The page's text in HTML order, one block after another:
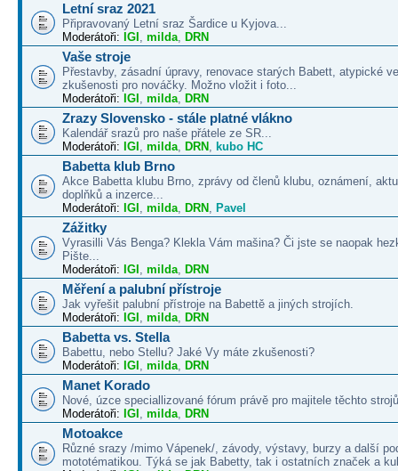
Letní sraz 2021
Připravovaný Letní sraz Šardice u Kyjova...
Moderátoři: IGI , milda, DRN
Vaše stroje
Přestavby, zásadní úpravy, renovace starých Babett, atypické
zkušenosti pro nováčky. Možno vložit i foto...
Moderátoři: IGI , milda, DRN
Zrazy Slovensko - stále platné vlákno
Kalendář srazů pro naše přátele ze SR...
Moderátoři: IGI , milda, DRN , kubo HC
Babetta klub Brno
Akce Babetta klubu Brno, zprávy od členů klubu, oznámení,
doplňků a inzerce...
Moderátoři: IGI , milda, DRN , Pavel
Zážitky
Vyrasilli Vás Benga? Klekla Vám mašina? Či jste se naopak
Pište...
Moderátoři: IGI , milda, DRN
Měření a palubní přístroje
Jak vyřešit palubní přístroje na Babettě a jiných strojích.
Moderátoři: IGI , milda, DRN
Babetta vs. Stella
Babettu, nebo Stellu? Jaké Vy máte zkušenosti?
Moderátoři: IGI , milda, DRN
Manet Korado
Nové, úzce speciallizované fórum právě pro majitele těchto
Moderátoři: IGI , milda, DRN
Motoakce
Různé srazy /mimo Vápenek/, závody, výstavy, burzy a další
mototématikou. Týká se jak Babetty, tak i ostatních značek a